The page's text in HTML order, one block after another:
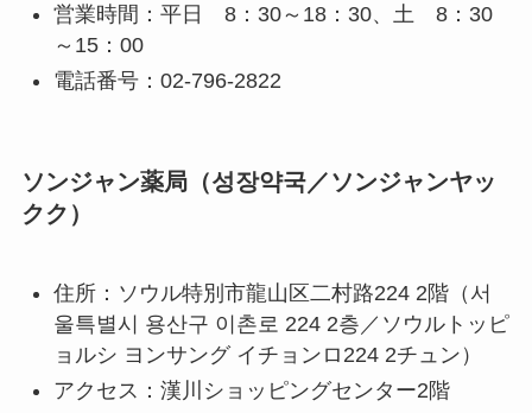
営業時間：平日 8：30～18：30、土 8：30
～15：00
電話番号：02-796-2822
ソンジャン薬局（성장약국／ソンジャンヤッ
クク）
住所：ソウル特別市龍山区二村路224 2階（서
울특별시 용산구 이촌로 224 2층／ソウルトッピ
ョルシ ヨンサング イチョンロ224 2チュン）
アクセス：漢川ショッピングセンター2階